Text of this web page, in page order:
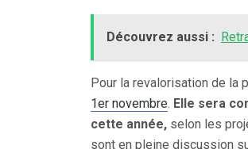
Découvrez aussi :
Pour la revalorisation de la
1er novembre. Elle sera
cette année, selon les
sont en pleine discussion